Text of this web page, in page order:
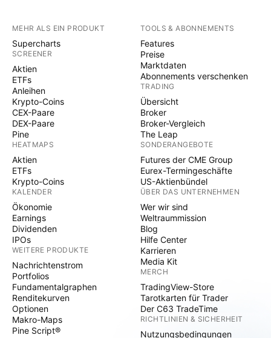
MEHR ALS EIN PRODUKT
Supercharts
SCREENER
Aktien
ETFs
Anleihen
Krypto-Coins
CEX-Paare
DEX-Paare
Pine
HEATMAPS
Aktien
ETFs
Krypto-Coins
KALENDER
Ökonomie
Earnings
Dividenden
IPOs
WEITERE PRODUKTE
Nachrichtenstrom
Portfolios
Fundamentalgraphen
Renditekurven
Optionen
Makro-Maps
Pine Script®
TOOLS & ABONNEMENTS
Features
Preise
Marktdaten
Abonnements verschenken
TRADING
Übersicht
Broker
Broker-Vergleich
The Leap
SONDERANGEBOTE
Futures der CME Group
Eurex-Termingeschäfte
US-Aktienbündel
ÜBER DAS UNTERNEHMEN
Wer wir sind
Weltraummission
Blog
Hilfe Center
Karrieren
Media Kit
MERCH
TradingView-Store
Tarotkarten für Trader
Der C63 TradeTime
RICHTLINIEN & SICHERHEIT
Nutzungsbedingungen